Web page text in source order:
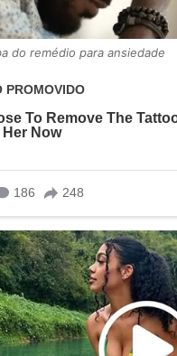
do remédio para ansiedade